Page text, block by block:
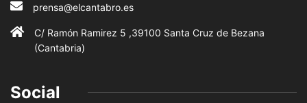
prensa@elcantabro.es
C/ Ramón Ramirez 5 ,39100 Santa Cruz de Bezana
(Cantabria)
Social